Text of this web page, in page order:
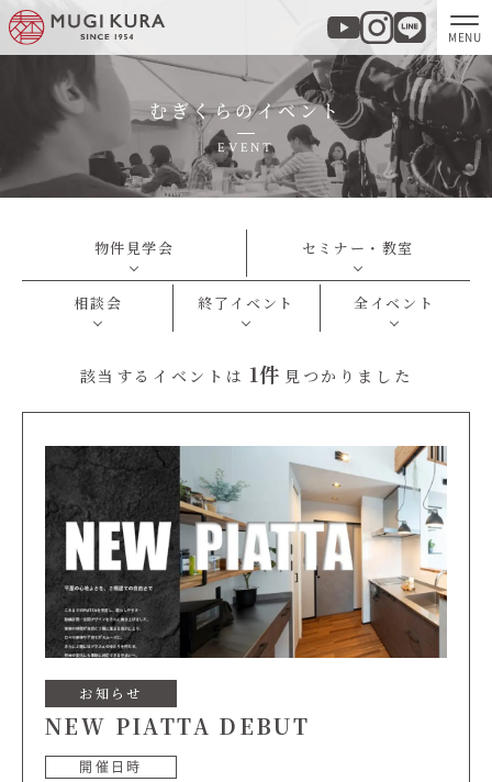
ホーム
分譲地・建売情報
モデルハウス
商品紹介
実例集・お客様の声
家づくりについて
むぎくらについて
ニュース ブログ
オーナー様Q&A
むぎくらのイベント
EVENT
物件見学会 セミナー・教室
相談会 終了イベント 全イベント
該当するイベントは 1件 見つかりました
お知らせ
NEW PIATTA DEBUT
開催日時